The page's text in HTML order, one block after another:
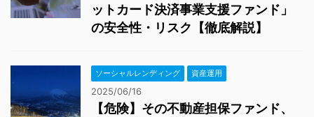
ットカード決済事業支援ファンド」
の安全性・リスク【徹底解説】
ソーシャルレンディング 資産運用
2025/06/16
【危険】その不動産担保ファンド、